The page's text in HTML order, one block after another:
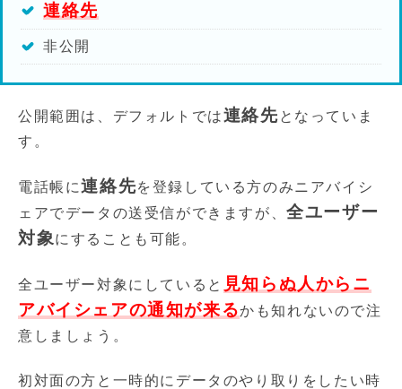
連絡先
非公開
公開範囲は、デフォルトでは連絡先となっていま
す。
電話帳に連絡先を登録している方のみニアバイシ
ェアでデータの送受信ができますが、全ユーザー
対象 にすることも可能。
全ユーザー対象にしていると 見知らぬ人からニ
アバイシェアの通知が来るかも知れないので注
意しましょう。
初対面の方と一時的にデータのやり取りをしたい時